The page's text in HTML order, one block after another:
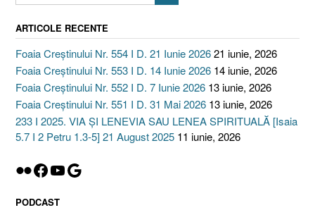
ARTICOLE RECENTE
Foaia Creștinului Nr. 554 I D. 21 Iunie 202621 iunie, 2026
Foaia Creștinului Nr. 553 I D. 14 Iunie 2026 14 iunie, 2026
Foaia Creștinului Nr. 552 I D. 7 Iunie 2026 13 iunie, 2026
Foaia Creștinului Nr. 551 I D. 31 Mai 2026 13 iunie, 2026
233 I 2025. VIA ȘI LENEVIA SAU LENEA SPIRITUALĂ [Isaia
5.7 I 2 Petru 1.3-5] 21 August 2025 11 iunie, 2026
Flickr
Facebook
YouTube
Google
PODCAST